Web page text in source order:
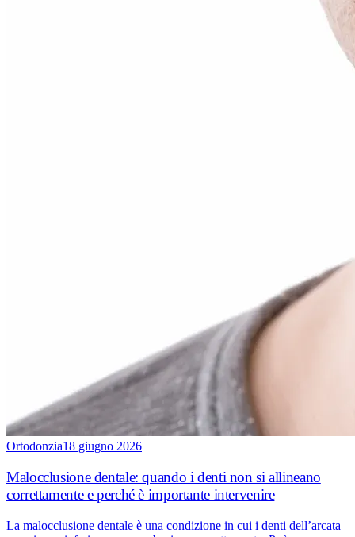
Ortodonzia18 giugno 2026
Malocclusione dentale: quando i denti non si allineano
correttamente e perché è importante intervenire
La malocclusione dentale è una condizione in cui i denti dell’arcata